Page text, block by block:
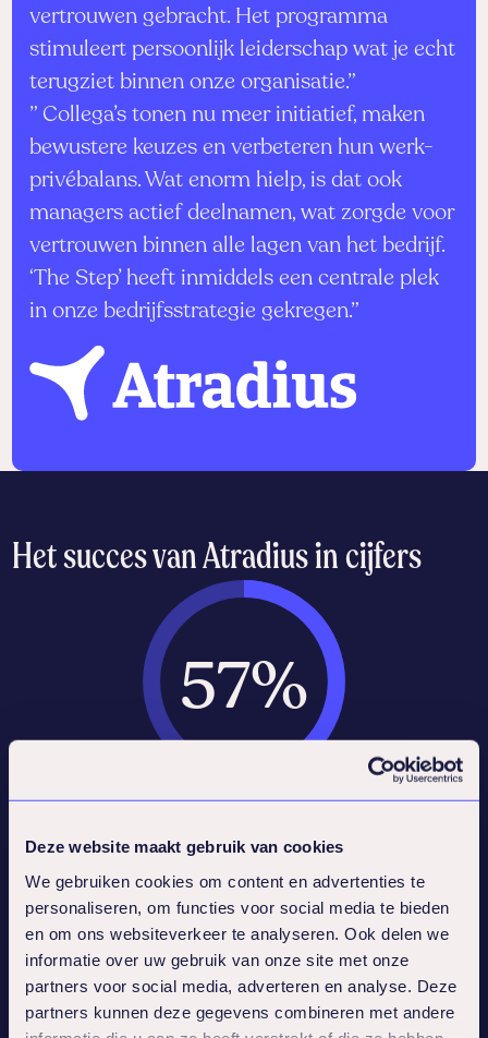
Deze website maakt gebruik van cookies
We gebruiken cookies om content en advertenties te
personaliseren, om functies voor social media te bieden
en om ons websiteverkeer te analyseren. Ook delen we
informatie over uw gebruik van onze site met onze
partners voor social media, adverteren en analyse. Deze
partners kunnen deze gegevens combineren met andere
vertrouwen gebracht. Het programma
stimuleert persoonlijk leiderschap wat je echt
terugziet binnen onze organisatie.”
” Collega’s tonen nu meer initiatief, maken
bewustere keuzes en verbeteren hun werk-
privébalans. Wat enorm hielp, is dat ook
managers actief deelnamen, wat zorgde voor
vertrouwen binnen alle lagen van het bedrijf.
‘The Step’ heeft inmiddels een centrale plek
in onze bedrijfsstrategie gekregen.”
Het succes van Atradius in cijfers
57%
57% van de benchmark